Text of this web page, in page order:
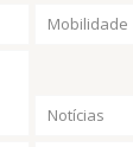
Mobilidade
Notícias